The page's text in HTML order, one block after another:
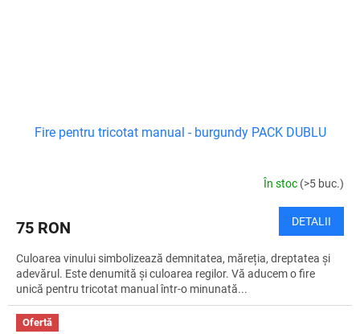
Fire pentru tricotat manual - burgundy PACK DUBLU
În stoc (>5 buc.)
75 RON DETALII
Culoarea vinului simbolizează demnitatea, măreția, dreptatea și
adevărul. Este denumită și culoarea regilor. Vă aducem o fire
unică pentru tricotat manual într-o minunată...
Ofertă